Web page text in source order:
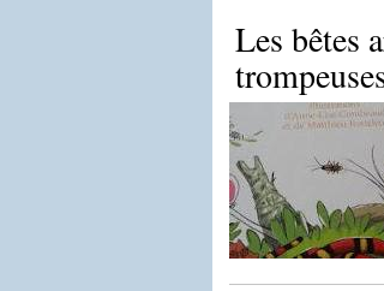
Les bêtes